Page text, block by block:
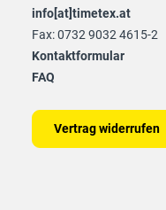
info[at]timetex.at
Fax: 0732 9032 4615-2
Kontaktformular
FAQ
Vertrag widerrufen